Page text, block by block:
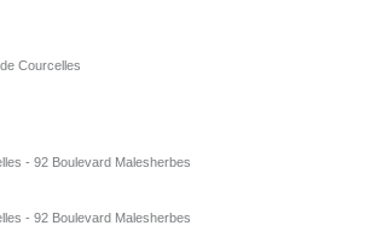
Courcelles
- 92 Boulevard Malesherbes
- 92 Boulevard Malesherbes